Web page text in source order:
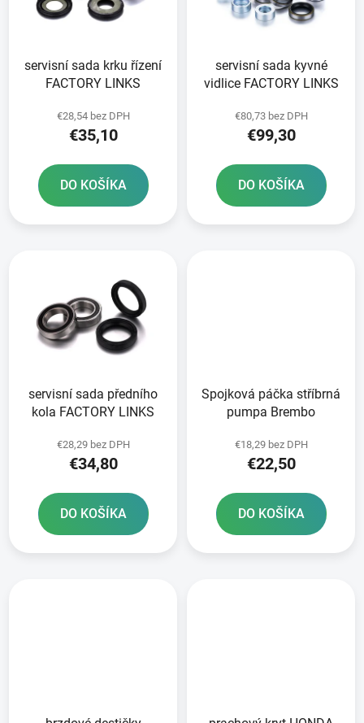
servisní sada krku řízení
FACTORY LINKS
€28,54 bez DPH
€35,10
DO KOŠÍKA
servisní sada kyvné
vidlice FACTORY LINKS
€80,73 bez DPH
€99,30
DO KOŠÍKA
servisní sada předního
kola FACTORY LINKS
€28,29 bez DPH
€34,80
DO KOŠÍKA
Spojková páčka stříbrná
pumpa Brembo
€18,29 bez DPH
€22,50
DO KOŠÍKA